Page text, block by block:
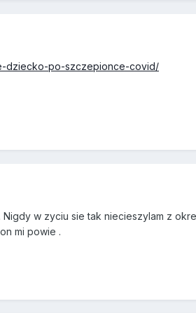
dziecko-po-szczepionce-covid/
w zyciu sie tak niecieszylam z
mi powie .